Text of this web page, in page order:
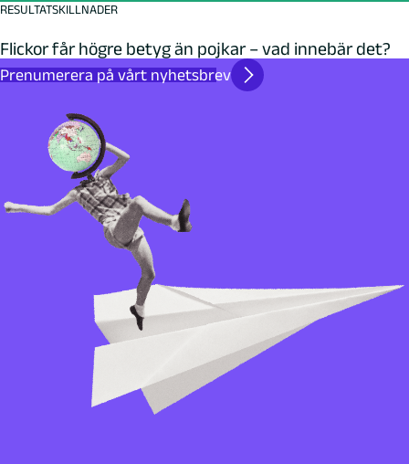
RESULTATSKILLNADER
Flickor får högre betyg än pojkar – vad innebär det?
Prenumerera på vårt nyhetsbrev